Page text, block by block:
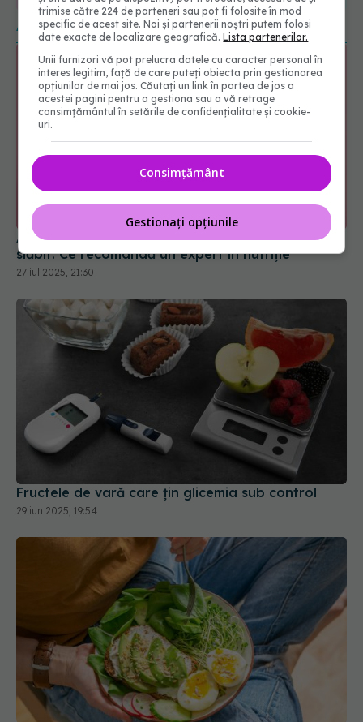
URMĂRITORI URMĂRITORI
ARTICOLE SIMILARE
Alimente care funcționează ca injecțiile pentru
slăbit. Ce recomandă un expert în nutriție
27 iul 2025, 21:30
Fructele de vară care țin glicemia sub control
29 iun 2025, 19:54
trimise către 224 de parteneri sau pot fi folosite în mod
specific de acest site. Noi și partenerii noștri putem folosi
date exacte de localizare geografică.Lista partenerilor.
Unii furnizori vă pot prelucra datele cu caracter personal în
interes legitim, față de care puteți obiecta prin gestionarea
opțiunilor de mai jos. Căutați un link în partea de jos a
acestei pagini pentru a gestiona sau a vă retrage
consimțământul în setările de confidențialitate și cookie-
uri.
Consimțământ
Gestionați opțiunile